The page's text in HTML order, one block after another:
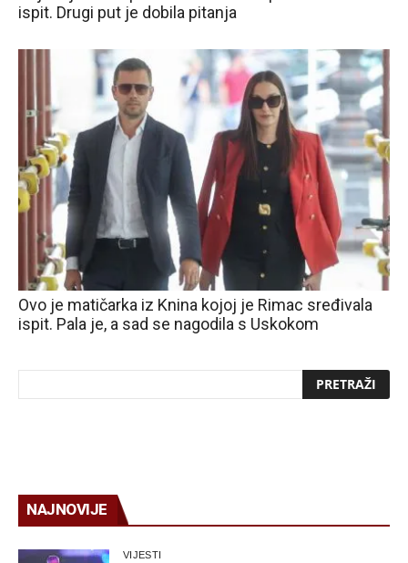
ispit. Drugi put je dobila pitanja
Ovo je matičarka iz Knina kojoj je Rimac sređivala
ispit. Pala je, a sad se nagodila s Uskokom
NAJNOVIJE
VIJESTI